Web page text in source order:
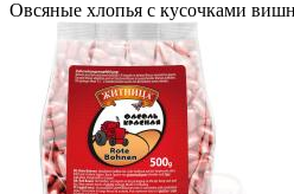
Овсяные хлопья с кусочками